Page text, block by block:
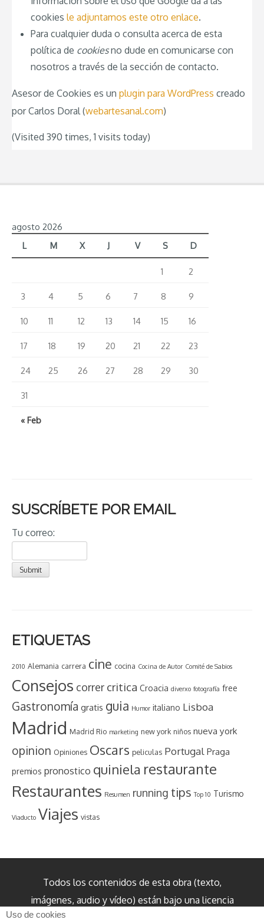
cookies le adjuntamos este otro enlace.
Para cualquier duda o consulta acerca de esta
política de cookiesno dude en comunicarse con
nosotros a través de la sección de contacto.
Asesor de Cookies es un plugin para WordPress creado
por Carlos Doral (webartesanal.com)
(Visited 390 times, 1 visits today)
agosto 2026
L
M X J V S D
« Feb
1 2
3 4 5 6 7 8 9
10 11 12 13 14 15 16
17 18 19 20 21 22 23
24 25 26 27 28 29 30
31
SUSCRÍBETE POR EMAIL
Tu correo:
ETIQUETAS
2010 Alemania carrera cine cocina Cocina de Autor Comité de Sabios
Consejos correr critica Croacia diverxo fotografía free
Gastronomía gratis guia Humor italiano Lisboa
Madrid Madrid Rio marketing new york niños nueva york
opinion Opiniones Oscars peliculas Portugal Praga
premios pronostico quiniela restaurante
Restaurantes Resumen running tips Top 10 Turismo
Viaducto Viajes vistas
Todos los contenidos de esta obra (texto,
imágenes, audio y vídeo) están bajo una licencia
internacional Creative Commons Reconocimiento
Uso de cookies